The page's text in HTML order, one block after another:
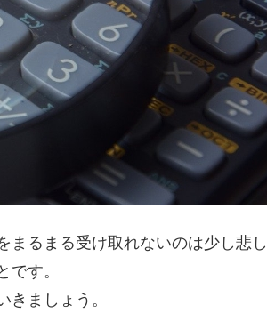
まるまる受け取れないのは少し悲し
す。
ましょう。